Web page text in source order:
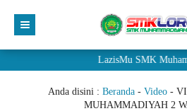
LazisMu SMK
Anda disini : Beranda - Video -
MUHAMMADIYAH 2